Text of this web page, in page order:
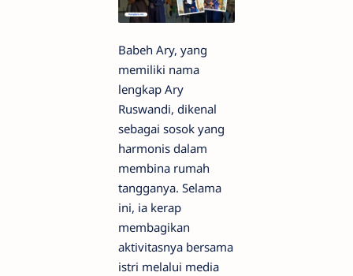
Babeh Ary, yang
memiliki nama
lengkap Ary
Ruswandi, dikenal
sebagai sosok yang
harmonis dalam
membina rumah
tangganya. Selama
ini, ia kerap
membagikan
aktivitasnya bersama
istri melalui media